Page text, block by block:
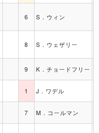
6 S．ウィン
8 S．ウェザリー
9 K．チョードフリー
1 J．ワデル
7 M．コールマン